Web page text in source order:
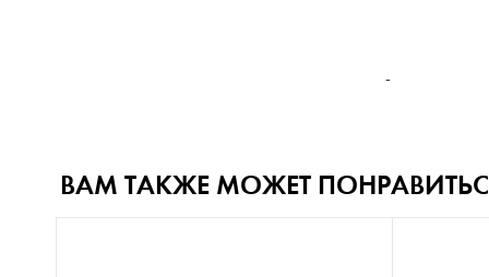
-
ВАМ ТАКЖЕ МОЖЕТ